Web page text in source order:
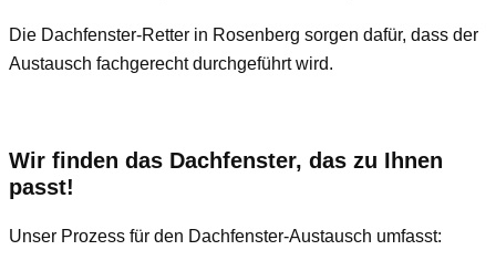
Die Dachfenster-Retter in Rosenberg sorgen dafür, dass der
Austausch fachgerecht durchgeführt wird.
Wir finden das Dachfenster, das zu Ihnen
passt!
Unser Prozess für den Dachfenster-Austausch umfasst: